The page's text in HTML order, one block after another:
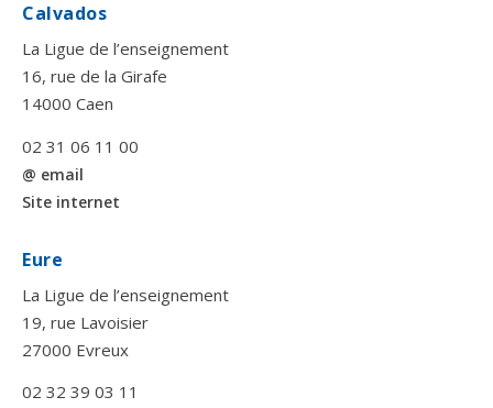
Calvados
La Ligue de l’enseignement
16, rue de la Girafe
14000 Caen
02 31 06 11 00
@ email
Site internet
Eure
La Ligue de l’enseignement
19, rue Lavoisier
27000 Evreux
02 32 39 03 11